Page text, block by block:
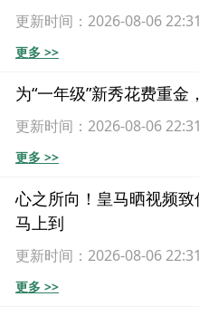
更新时间：2026-08-06
更多 >>
为“一年级”新秀花费重金
更新时间：2026-08-06
更多 >>
心之所向！皇马晒视频
马上到
更新时间：2026-08-06
更多 >>